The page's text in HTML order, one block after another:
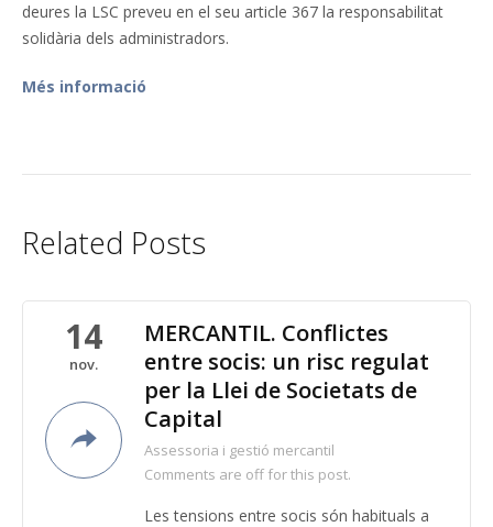
deures la LSC preveu en el seu article 367 la responsabilitat
solidària dels administradors.
Més informació
Related Posts
14
nov.
MERCANTIL. Conflictes
entre socis: un risc regulat
per la Llei de Societats de
Capital
Assessoria i gestió mercantil
Comments are off for this post.
Les tensions entre socis són habituals a